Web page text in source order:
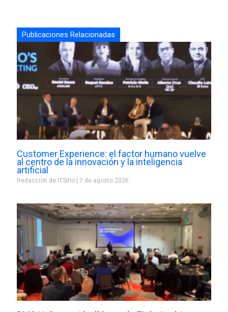
Publicaciones Relacionadas
Customer Experience: el factor humano vuelve
al centro de la innovación y la inteligencia
artificial
Redacción de ITSitio 7 de agosto 2026